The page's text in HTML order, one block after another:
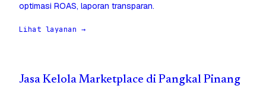
optimasi ROAS, laporan transparan.
Lihat layanan →
Jasa Kelola Marketplace di Pangkal Pinang